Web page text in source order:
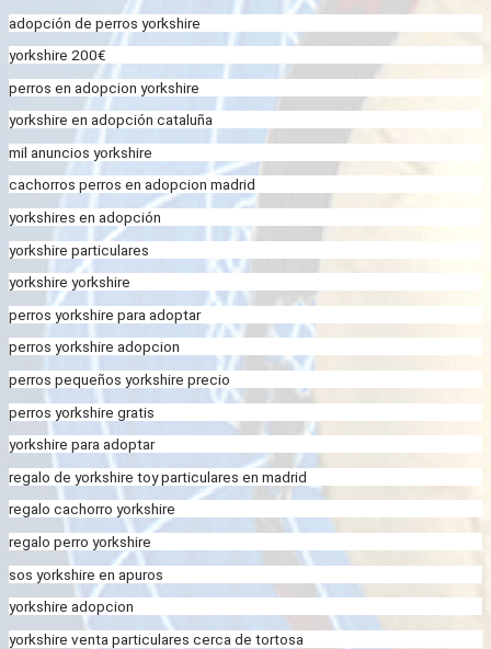
adopción de perros yorkshire
yorkshire 200€
perros en adopcion yorkshire
yorkshire en adopción cataluña
mil anuncios yorkshire
cachorros perros en adopcion madrid
yorkshires en adopción
yorkshire particulares
yorkshire yorkshire
perros yorkshire para adoptar
perros yorkshire adopcion
perros pequeños yorkshire precio
perros yorkshire gratis
yorkshire para adoptar
regalo de yorkshire toy particulares en madrid
regalo cachorro yorkshire
regalo perro yorkshire
sos yorkshire en apuros
yorkshire adopcion
yorkshire venta particulares cerca de tortosa